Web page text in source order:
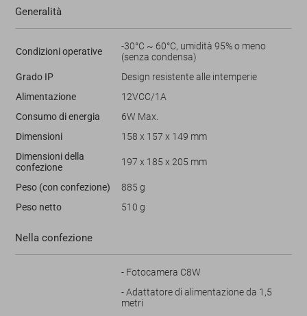
Generalità
Condizioni operative
-30°C ~ 60°C, umidità 95% o meno
(senza condensa)
Grado IP
Design resistente alle intemperie
Alimentazione
12VCC/1A
Consumo di energia
6W Max.
Dimensioni
158 x 157 x 149 mm
Dimensioni della
confezione
197 x 185 x 205 mm
Peso (con confezione)
885 g
Peso netto
510 g
Nella confezione
- Fotocamera C8W
- Adattatore di alimentazione da 1,5
metri